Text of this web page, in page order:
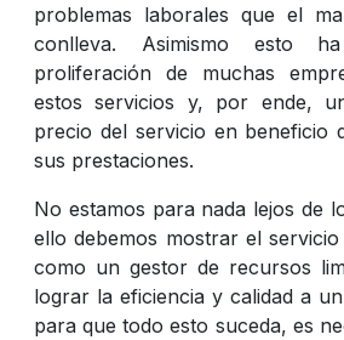
problemas laborales que el
conlleva. Asimismo esto
proliferación de muchas
estos servicios y, por ende,
precio del servicio en beneficio
sus prestaciones.
No estamos para nada lejos de
ello debemos mostrar el
como un gestor de recursos
lograr la eficiencia y calidad a
para que todo esto suceda, es